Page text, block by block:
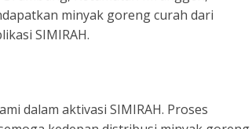
minyak goreng curah dari
SIMIRAH.
dalam aktivasi SIMIRAH. Proses